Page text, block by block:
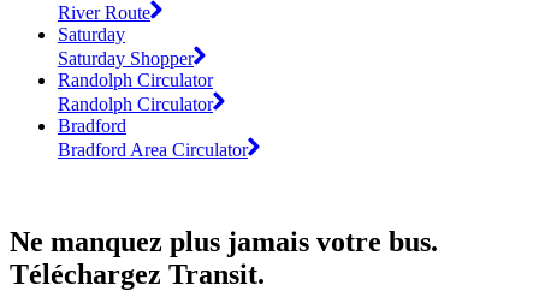
River Route
Saturday
Saturday Shopper
Randolph Circulator
Randolph Circulator
Bradford
Bradford Area Circulator
Ne manquez plus jamais votre bus.
Téléchargez Transit.